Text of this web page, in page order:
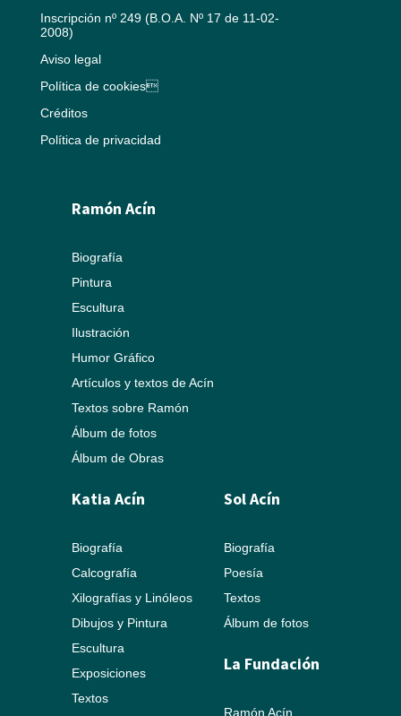
Inscripción nº 249 (B.O.A. Nº 17 de 11-02-
2008)
Aviso legal
Política de cookies
Créditos
Política de privacidad
Ramón Acín
Biografía
Pintura
Escultura
Ilustración
Humor Gráfico
Artículos y textos de Acín
Textos sobre Ramón
Álbum de fotos
Álbum de Obras
Katia Acín
Biografía
Calcografía
Xilografías y Linóleos
Dibujos y Pintura
Escultura
Exposiciones
Textos
Sol Acín
Biografía
Poesía
Textos
Álbum de fotos
La Fundación
Ramón Acín